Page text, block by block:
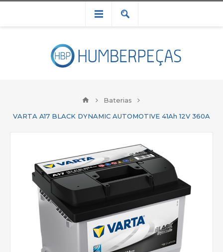
Baterias
VARTA A17 BLACK DYNAMIC AUTOMOTIVE 41Ah 12V 360A